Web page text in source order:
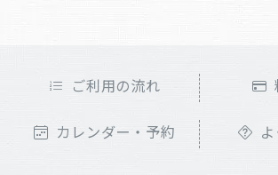
ご利用の流れ
カレンダー・予約